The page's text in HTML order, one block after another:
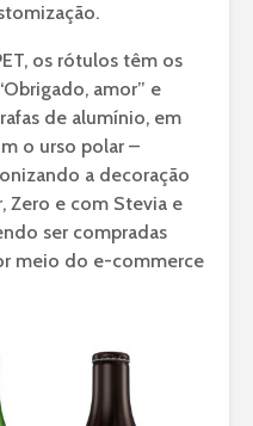
os rótulos têm os
amor” e
de alumínio, em
o urso polar –
a decoração
Zero e com Stevia e
ser compradas
meio do e-commerce